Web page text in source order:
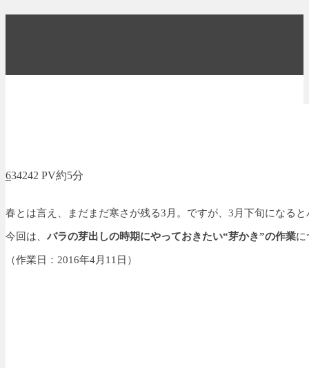
634242 PV約5分
春とは言え、まだまだ寒さが残る3月。ですが、3月下旬になる
今回は、 バラの芽出しの時期にやっておきたい“芽かき”の作業に
（作業日：2016年4月11日）